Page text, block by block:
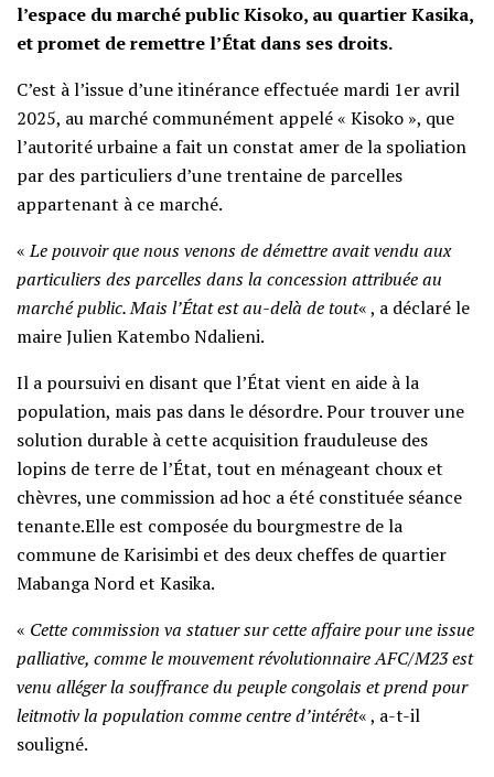
l’espace du marché public Kisoko, au quartier Kasika,
et promet de remettre l’État dans ses droits.
C’est à l’issue d’une itinérance effectuée mardi 1er avril
2025, au marché communément appelé « Kisoko », que
l’autorité urbaine a fait un constat amer de la spoliation
par des particuliers d’une trentaine de parcelles
appartenant à ce marché.
«Le pouvoir que nous venons de démettre avait vendu aux
particuliers des parcelles dans la concession attribuée au
marché public. Mais l’État est au-delà de tout« , a déclaré le
maire Julien Katembo Ndalieni.
Il a poursuivi en disant que l’État vient en aide à la
population, mais pas dans le désordre. Pour trouver une
solution durable à cette acquisition frauduleuse des
lopins de terre de l’État, tout en ménageant choux et
chèvres, une commission ad hoc a été constituée séance
tenante.Elle est composée du bourgmestre de la
commune de Karisimbi et des deux cheffes de quartier
Mabanga Nord et Kasika.
« Cette commission va statuer sur cette affaire pour une issue
palliative, comme le mouvement révolutionnaire AFC/M23 est
venu alléger la souffrance du peuple congolais et prend pour
leitmotiv la population comme centre d’intérêt« , a-t-il
souligné.